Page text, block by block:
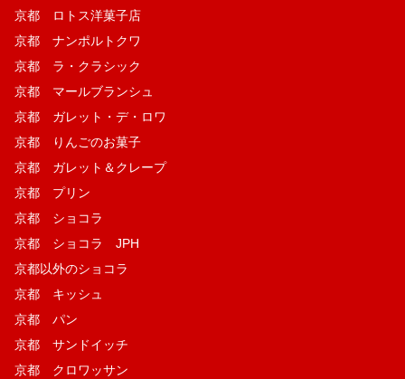
京都 ロトス洋菓子店
京都 ナンポルトクワ
京都 ラ・クラシック
京都 マールブランシュ
京都 ガレット・デ・ロワ
京都 りんごのお菓子
京都 ガレット＆クレープ
京都 プリン
京都 ショコラ
京都 ショコラ JPH
京都以外のショコラ
京都 キッシュ
京都 パン
京都 サンドイッチ
京都 クロワッサン